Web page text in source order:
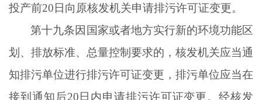
投产前20日向原核发机关申请排污许可证变更。
第十九条因国家或者地方实行新的环境功能区
划、排放标准、总量控制要求的，核发机关应当通
知排污单位进行排污许可证变更，排污单位应当在
接到通知后20日内申请排污许可证变更。经核发